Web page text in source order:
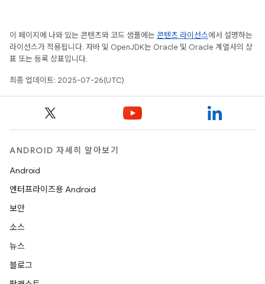
이 페이지에 나와 있는 콘텐츠와 코드 샘플에는 콘텐츠 라이선스에서 설명하는
라이선스가 적용됩니다. 자바 및 OpenJDK는 Oracle 및 Oracle 계열사의 상
표 또는 등록 상표입니다.
최종 업데이트: 2025-07-26(UTC)
ANDROID 자세히 알아보기
Android
엔터프라이즈용 Android
보안
소스
뉴스
블로그